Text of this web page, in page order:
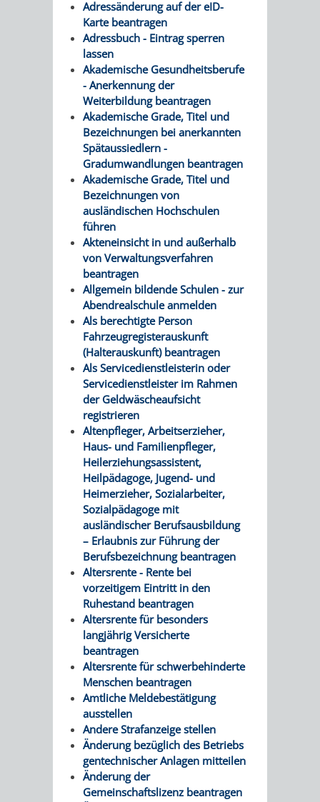
FÜR
Adressänderung auf der eID-
Karte beantragen
Adressbuch - Eintrag sperren
lassen
Akademische Gesundheitsberufe
- Anerkennung der
Weiterbildung beantragen
Akademische Grade, Titel und
Bezeichnungen bei anerkannten
Spätaussiedlern -
Gradumwandlungen beantragen
Akademische Grade, Titel und
Bezeichnungen von
ausländischen Hochschulen
führen
Akteneinsicht in und außerhalb
von Verwaltungsverfahren
beantragen
Allgemein bildende Schulen - zur
Abendrealschule anmelden
Als berechtigte Person
Fahrzeugregisterauskunft
(Halterauskunft) beantragen
Als Servicedienstleisterin oder
Servicedienstleister im Rahmen
der Geldwäscheaufsicht
registrieren
Altenpfleger, Arbeitserzieher,
Haus- und Familienpfleger,
Heilerziehungsassistent,
Heilpädagoge, Jugend- und
Heimerzieher, Sozialarbeiter,
Sozialpädagoge mit
ausländischer Berufsausbildung
– Erlaubnis zur Führung der
Berufsbezeichnung beantragen
Altersrente - Rente bei
vorzeitigem Eintritt in den
Ruhestand beantragen
Altersrente für besonders
langjährig Versicherte
beantragen
Altersrente für schwerbehinderte
Menschen beantragen
Amtliche Meldebestätigung
ausstellen
Andere Strafanzeige stellen
Änderung bezüglich des Betriebs
gentechnischer Anlagen mitteilen
Änderung der
Gemeinschaftslizenz beantragen